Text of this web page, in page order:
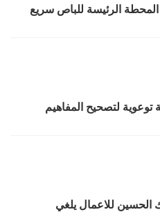
الرئيسة للباص سريع
لتصحيح المفاهيم
للاعمال يلغي